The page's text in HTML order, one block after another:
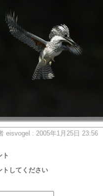
eisvogel : 2005年1月25日 23:56
ト
トしてください